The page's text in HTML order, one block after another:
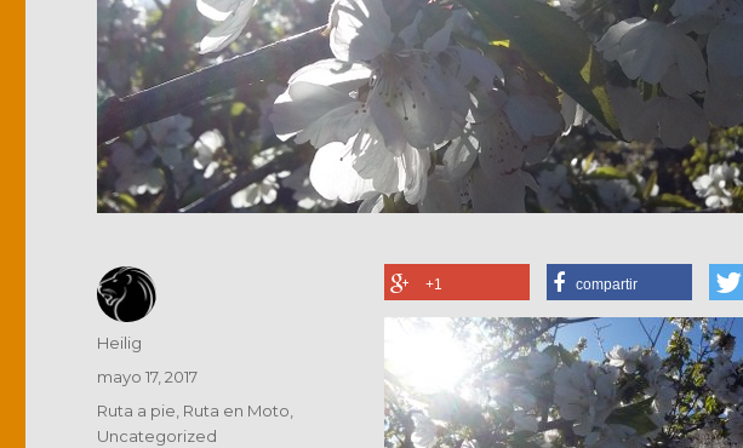
+1 compartir
Autor
Heilig
Publicado
mayo 17, 2017
Categorías
Ruta a pie Ruta en Moto
Uncategorized